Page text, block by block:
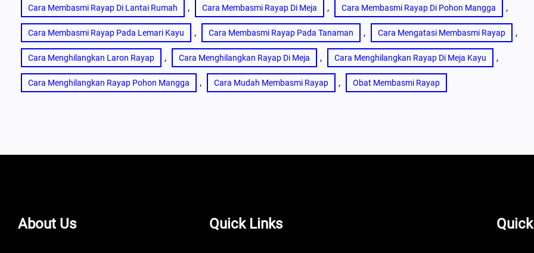
Cara Membasmi Rayap Di Lantai Rumah , Cara Membasmi Rayap Di Meja , Cara Membasmi Rayap Di Pohon Mangga ,
Cara Membasmi Rayap Pada Lemari Kayu , Cara Membasmi Rayap Pada Tanaman , Cara Mengatasi Membasmi Rayap ,
Cara Menghilangkan Laron Rayap , Cara Menghilangkan Rayap Di Meja , Cara Menghilangkan Rayap Di Meja Kayu ,
Cara Menghilangkan Rayap Pohon Mangga , Cara Mudah Membasmi Rayap , Obat Membasmi Rayap
About Us Quick Links